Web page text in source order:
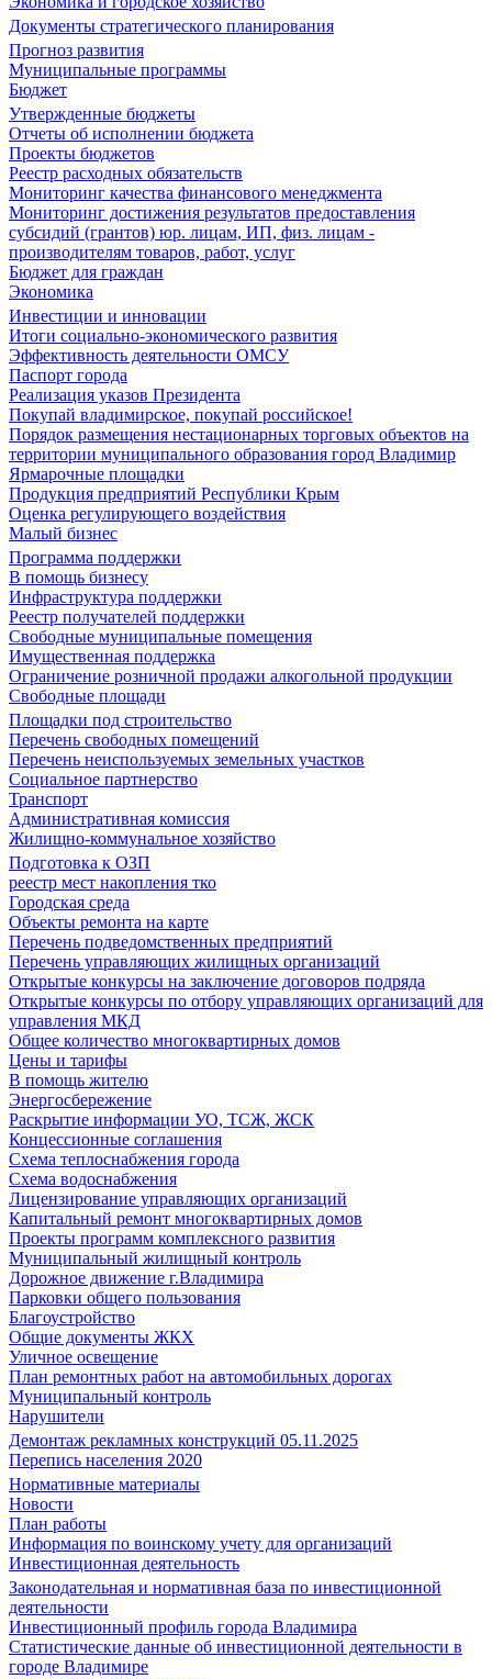
Документы стратегического планирования
Прогноз развития
Муниципальные программы
Бюджет
Утвержденные бюджеты
Отчеты об исполнении бюджета
Проекты бюджетов
Реестр расходных обязательств
Мониторинг качества финансового менеджмента
Мониторинг достижения результатов предоставления
субсидий (грантов) юр. лицам, ИП, физ. лицам -
производителям товаров, работ, услуг
Бюджет для граждан
Экономика
Инвестиции и инновации
Итоги социально-экономического развития
Эффективность деятельности ОМСУ
Паспорт города
Реализация указов Президента
Покупай владимирское, покупай российское!
Порядок размещения нестационарных торговых объектов на
территории муниципального образования город Владимир
Ярмарочные площадки
Продукция предприятий Республики Крым
Оценка регулирующего воздействия
Малый бизнес
Программа поддержки
В помощь бизнесу
Инфраструктура поддержки
Реестр получателей поддержки
Свободные муниципальные помещения
Имущественная поддержка
Ограничение розничной продажи алкогольной продукции
Свободные площади
Площадки под строительство
Перечень свободных помещений
Перечень неиспользуемых земельных участков
Социальное партнерство
Транспорт
Административная комиссия
Жилищно-коммунальное хозяйство
Подготовка к ОЗП
реестр мест накопления тко
Городская среда
Объекты ремонта на карте
Перечень подведомственных предприятий
Перечень управляющих жилищных организаций
Открытые конкурсы на заключение договоров подряда
Открытые конкурсы по отбору управляющих организаций для
управления МКД
Общее количество многоквартирных домов
Цены и тарифы
В помощь жителю
Энергосбережение
Раскрытие информации УО, ТСЖ, ЖСК
Концессионные соглашения
Схема теплоснабжения города
Схема водоснабжения
Лицензирование управляющих организаций
Капитальный ремонт многоквартирных домов
Проекты программ комплексного развития
Муниципальный жилищный контроль
Дорожное движение г.Владимира
Парковки общего пользования
Благоустройство
Общие документы ЖКХ
Уличное освещение
План ремонтных работ на автомобильных дорогах
Муниципальный контроль
Нарушители
Демонтаж рекламных конструкций 05.11.2025
Перепись населения 2020
Нормативные материалы
Новости
План работы
Информация по воинскому учету для организаций
Инвестиционная деятельность
Законодательная и нормативная база по инвестиционной
деятельности
Инвестиционный профиль города Владимира
Статистические данные об инвестиционной деятельности в
городе Владимире